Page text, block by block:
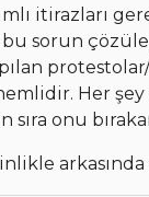
itirazları
sorun
Her
sıra onu